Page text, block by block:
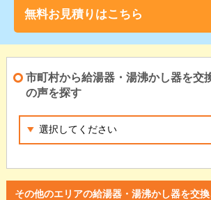
無料お見積りはこちら
市町村から給湯器・湯沸かし器を交
の声を探す
その他のエリアの給湯器・湯沸かし器を交